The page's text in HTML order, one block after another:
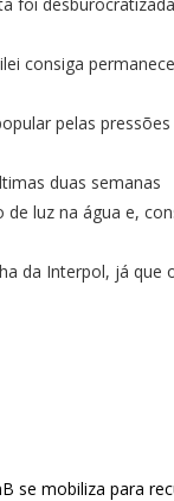
consiga
pelas
duas semanas
luz na água e,
da Interpol, já que
se mobiliza para